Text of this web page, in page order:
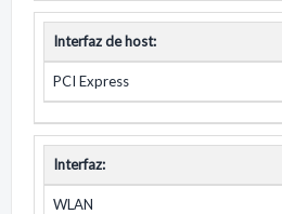
Interfaz de host:
PCI Express
Interfaz:
WLAN